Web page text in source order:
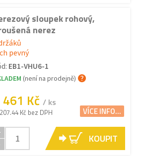
sloupek rohový,
nerez
pevný
EB1-VHU6-1
(není na prodejně)
461 Kč / ks
Kč bez DPH VÍCE INFO...
KOUPIT